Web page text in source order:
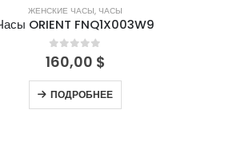
МУЖСКИЕ ЧАСЫ, ЧАСЫ
Часы ORIENT FEMBD001W
0out of 5
170,00 $
В КОРЗИНУ